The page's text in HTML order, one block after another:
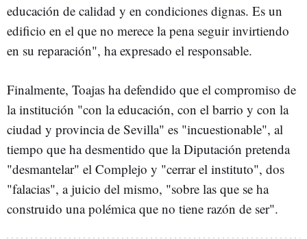
educación de calidad y en condiciones dignas. Es un
edificio en el que no merece la pena seguir invirtiendo
en su reparación", ha expresado el responsable.
Finalmente, Toajas ha defendido que el compromiso de
la institución "con la educación, con el barrio y con la
ciudad y provincia de Sevilla" es "incuestionable", al
tiempo que ha desmentido que la Diputación pretenda
"desmantelar" el Complejo y "cerrar el instituto", dos
"falacias", a juicio del mismo, "sobre las que se ha
construido una polémica que no tiene razón de ser".